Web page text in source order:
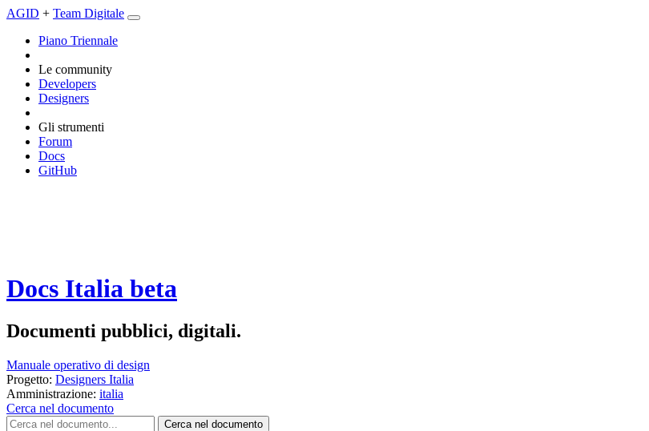
AGID + Team Digitale
Piano Triennale
Le community
Developers
Designers
Gli strumenti
Forum
Docs
GitHub
Docs Italia beta
Documenti pubblici, digitali.
Manuale operativo di design
Progetto: Designers Italia
Amministrazione: italia
Cerca nel documento
Cerca nel documento